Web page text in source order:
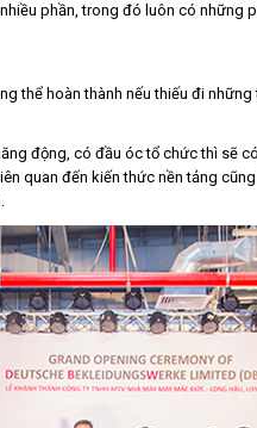
phần, trong đó luôn có những
thể hoàn thành nếu thiếu đi những
động, có đầu óc tổ chức thì sẽ
quan đến kiến thức nền tảng